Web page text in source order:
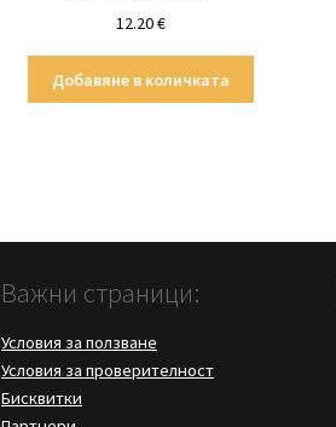
12.20€
Добавяне в количката
Важни страници:
Условия за ползване
Условия за проверителност
Бисквитки